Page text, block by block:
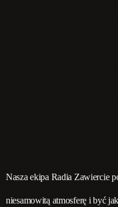
Nasza ekipa Radia Zawiercie
niesamowitą atmosferę i być